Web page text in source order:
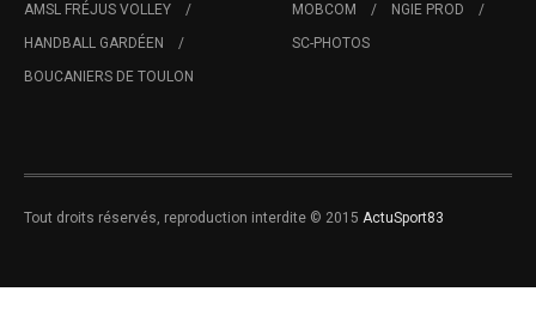
AMSL FRÉJUS VOLLEY
HANDBALL GARDÉEN
BOUCANIERS DE TOULON
MOBCOM
NGIE PROD
SC-PHOTOS
Tout droits réservés, reproduction interdite © 2015 ActuSport83